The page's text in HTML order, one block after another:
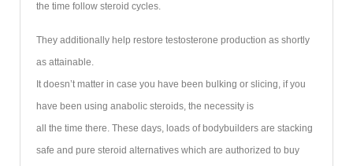
the time follow steroid cycles.
They additionally help restore testosterone production as shortly
as attainable.
It doesn’t matter in case you have been bulking or slicing, if you
have been using anabolic steroids, the necessity is
all the time there. These days, loads of bodybuilders are stacking
safe and pure steroid alternatives which are authorized to buy